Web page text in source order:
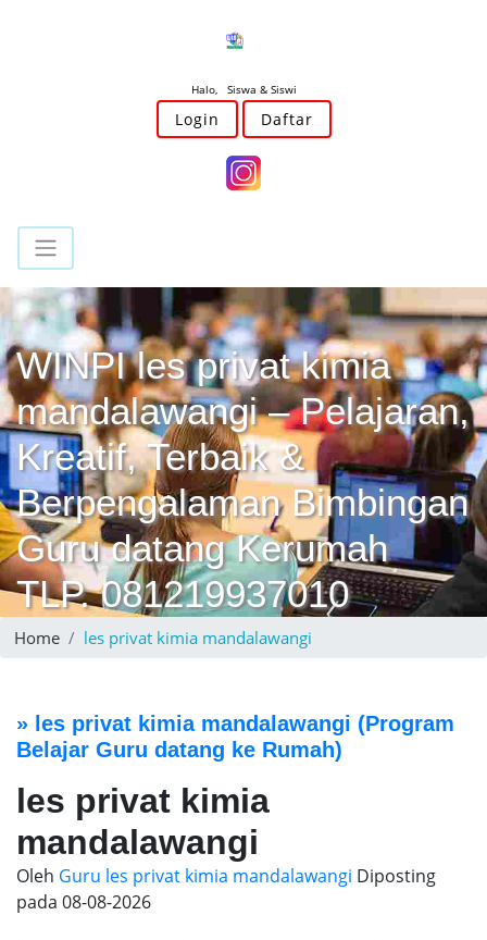
Halo, Siswa & Siswi
Login Daftar
WINPI les privat kimia
mandalawangi – Pelajaran,
Kreatif, Terbaik &
Berpengalaman Bimbingan
Guru datang Kerumah
TLP. 081219937010
Home les privat kimia mandalawangi
» les privat kimia mandalawangi (Program
Belajar Guru datang ke Rumah)
les privat kimia
mandalawangi
Oleh Guru les privat kimia mandalawangi Diposting
pada 08-08-2026